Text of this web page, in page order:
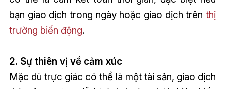
bạn giao dịch trong ngày hoặc giao dịch trênthị
trường biến động.
2. Sự thiên vị về cảm xúc
Mặc dù trực giác có thể là một tài sản, giao dịch